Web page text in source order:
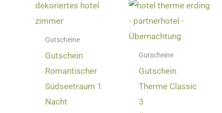
Gutscheine
Gutschein
Romantischer
Südseetraum 1
Nacht
Gutscheine
Gutschein
Therme Classic
3
war:
ist: